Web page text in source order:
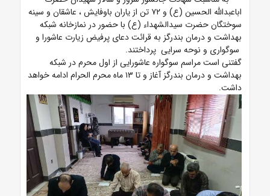
اباعبدالله الحسین (ع) و ۷۲ تن از یاران باوفایش ، عاشقان و سینه
سوختگان حضرت سیدالشهداء (ع) با حضور در نمازخانه شبکه
بهداشت و درمان بندرگز به قرائت دعای پرفیض زیارت عاشورا و
سوگواری و نوحه سرایی پرداختند.
گفتنی است مراسم سوگواره عاشورایی از اول محرم در شبکه
بهداشت و درمان بندرگز آغاز و تا ۱۳ ماه محرم الحرام ادامه خواهد
داشت.